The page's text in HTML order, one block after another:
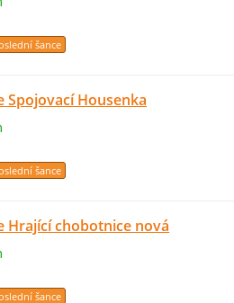
šance
Spojovací Housenka
šance
Hrající chobotnice nová
šance